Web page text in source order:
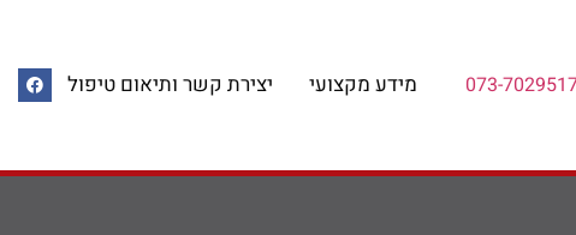
073- מידע מקצועי יצירת קשר ותיאום טיפול